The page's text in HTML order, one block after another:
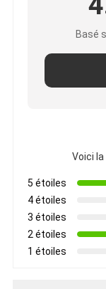
Basé
Voici
5 étoiles
4 étoiles
3 étoiles
2 étoiles
1 étoiles